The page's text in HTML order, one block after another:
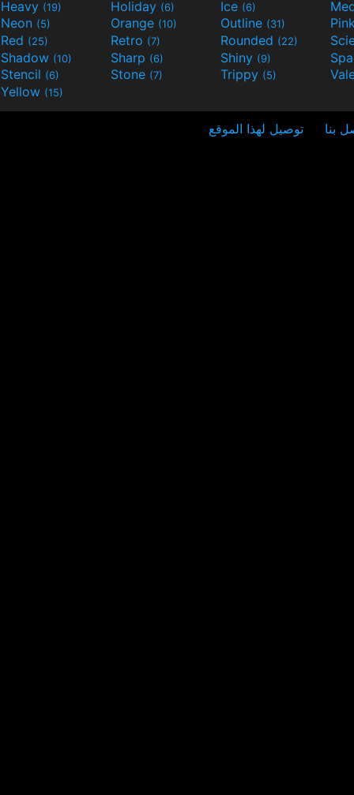
Heavy (19) Holiday (6) Ice (6)
Neon (5) Orange (10) Outline (31)
Red (25) Retro (7) Rounded (22)
Shadow (10) Sharp (6) Shiny (9)
Stencil (6) Stone (7) Trippy (5)
Yellow (15)
بنا توصيل لهذا الموقع